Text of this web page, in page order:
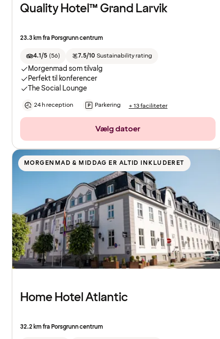
Quality Hotel™ Grand Larvik
23.3 km fra Porsgrunn centrum
4.1/5 (56) 7.5/10 Sustainability rating
Morgenmad som tilvalg
Perfekt til konferencer
The Social Lounge
24 h reception Parkering + 13 faciliteter
Vælg datoer
MORGENMAD & MIDDAG ER ALTID INKLUDERET
Home Hotel Atlantic
32.2 km fra Porsgrunn centrum